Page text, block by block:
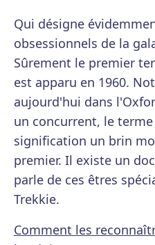
Qui désigne
obsessionnels de la
Sûrement le premier
est apparu en 1960.
aujourd'hui dans
un concurrent, le terme
signification un brin
premier. Il existe un
parle de ces êtres
Trekkie.
Comment les